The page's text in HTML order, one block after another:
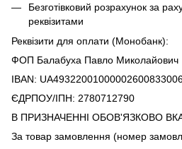
Безготівковий розрахунок за
реквізитами
Реквізити для оплати (Монобанк):
ФОП Балабуха Павло Миколайович
IBAN:
ЄДРПОУ/ІПН: 2780712790
В ПРИЗНАЧЕННІ ОБОВ'ЯЗКОВО
За товар замовлення (номер